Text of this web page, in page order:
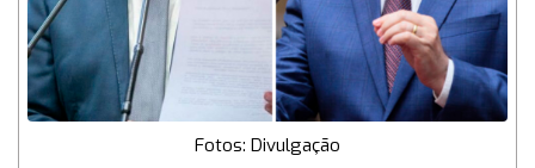
Fotos: Divulgação